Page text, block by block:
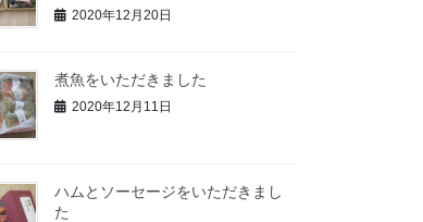
2020年12月20日
煮魚をいただきました
2020年12月11日
ハムとソーセージをいただきまし
た